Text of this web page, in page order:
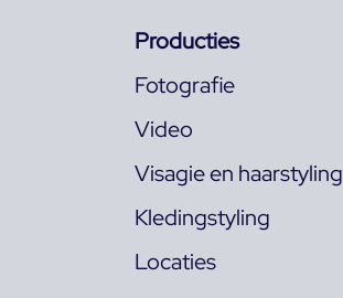
Producties
Fotografie
Video
Visagie en haarstyling
Kledingstyling
Locaties